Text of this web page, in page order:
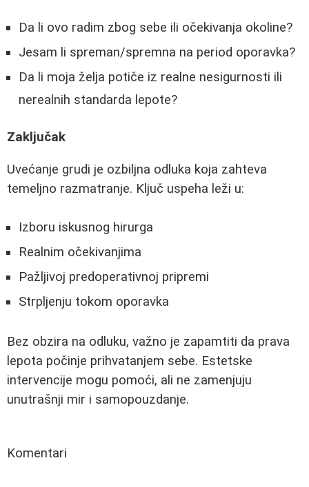
Da li ovo radim zbog sebe ili očekivanja okoline?
Jesam li spreman/spremna na period oporavka?
Da li moja želja potiče iz realne nesigurnosti ili
nerealnih standarda lepote?
Zaključak
Uvećanje grudi je ozbiljna odluka koja zahteva
temeljno razmatranje. Ključ uspeha leži u:
Izboru iskusnog hirurga
Realnim očekivanjima
Pažljivoj predoperativnoj pripremi
Strpljenju tokom oporavka
Bez obzira na odluku, važno je zapamtiti da prava
lepota počinje prihvatanjem sebe. Estetske
intervencije mogu pomoći, ali ne zamenjuju
unutrašnji mir i samopouzdanje.
Komentari